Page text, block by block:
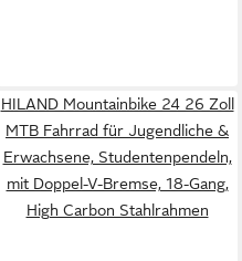
HILAND Mountainbike 24 26 Zoll
MTB Fahrrad für Jugendliche &
Erwachsene, Studentenpendeln,
mit Doppel-V-Bremse, 18-Gang,
High Carbon Stahlrahmen